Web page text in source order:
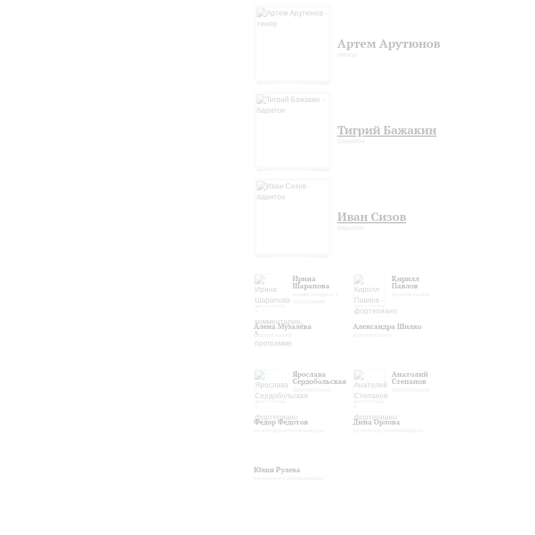
Артем Арутюнов
тенор
Тигрий Бажакин
баритон
Иван Сизов
баритон
Ирина
Шарапова
Кирилл
Павлов
Алена Музалёва
фортепиано
Александра Шилко
Ярослава
Сердобольская
Анатолий
Степанов
Федор Федотов Дина Орлова
Юлия Рулева